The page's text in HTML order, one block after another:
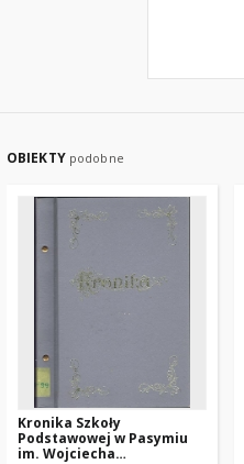
OBIEKTY podobne
Kronika Szkoły
Podstawowej w Pasymiu
im. Wojciecha